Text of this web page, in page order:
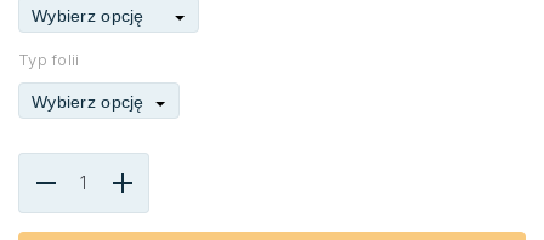
Wybierz opcję
Typ folii
Wybierz opcję